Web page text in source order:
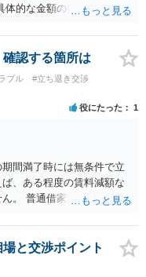
体的な金額の提示はせず、
、費用と時間をかけて訴
あることです。 ２ 交渉
、納得できる条件が提示
よくあることで、借主側
は話し合いなので、一般
うことはありません。
合、借地借家法２８条の
立退料が必要になること
こともあります。 したが
認する箇所は
ブル
#立ち退き交渉
役にたった 1
間満了時には無条件で立
、ある程度の賃料減額な
。 普通借家契約であれ
得できる条件が事前に提示
退きにも応じない、とい
と交渉ポイント